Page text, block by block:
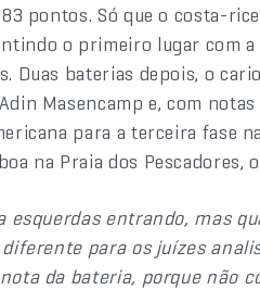
pontos. Só que o costa-
o primeiro lugar com a
baterias depois, o
Masencamp e, com
para a terceira fase
na Praia dos Pescadores,
esquerdas entrando, mas
para os juízes
da bateria, porque não